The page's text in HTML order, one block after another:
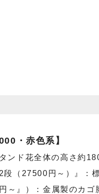
・赤色系】
タンド花全体の高さ約
（27500円～）』：
～』）：金属製のカ